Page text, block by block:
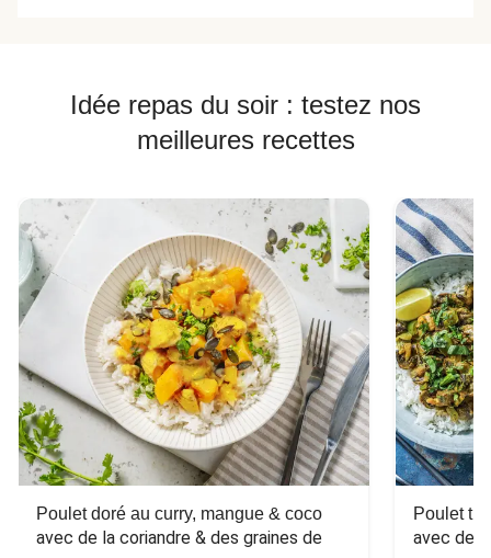
Idée repas du soir : testez nos
meilleures recettes
Poulet doré au curry, mangue & coco
avec de la coriandre & des graines de
Poulet
avec des